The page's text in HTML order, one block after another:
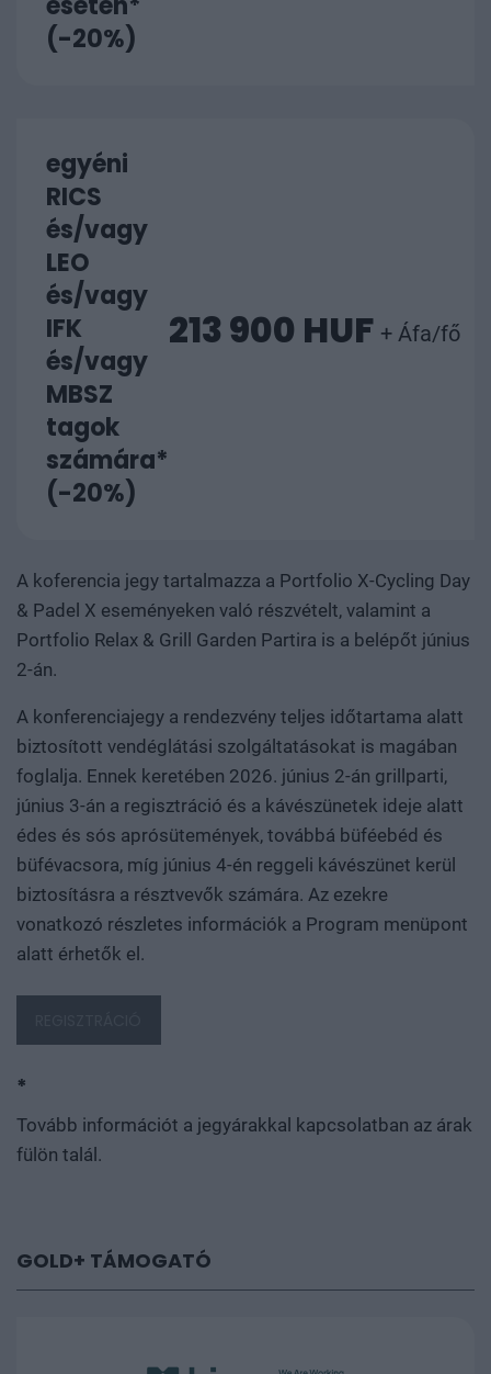
(-20%)
egyéni
RICS
és/vagy
LEO
és/vagy
IFK
és/vagy
MBSZ
tagok
számára*
(-20%)
213 900 HUF + Áfa/fő
A koferencia jegy tartalmazza a Portfolio X-Cycling Day
& Padel X eseményeken való részvételt, valamint a
Portfolio Relax & Grill Garden Partira is a belépőt június
2-án.
A konferenciajegy a rendezvény teljes időtartama alatt
biztosított vendéglátási szolgáltatásokat is magában
foglalja. Ennek keretében 2026. június 2-án grillparti,
június 3-án a regisztráció és a kávészünetek ideje alatt
édes és sós aprósütemények, továbbá büféebéd és
büfévacsora, míg június 4-én reggeli kávészünet kerül
biztosításra a résztvevők számára. Az ezekre
vonatkozó részletes információk a Program menüpont
alatt érhetők el.
*
Tovább információt a jegyárakkal kapcsolatban az árak
fülön talál.
GOLD+ TÁMOGATÓ